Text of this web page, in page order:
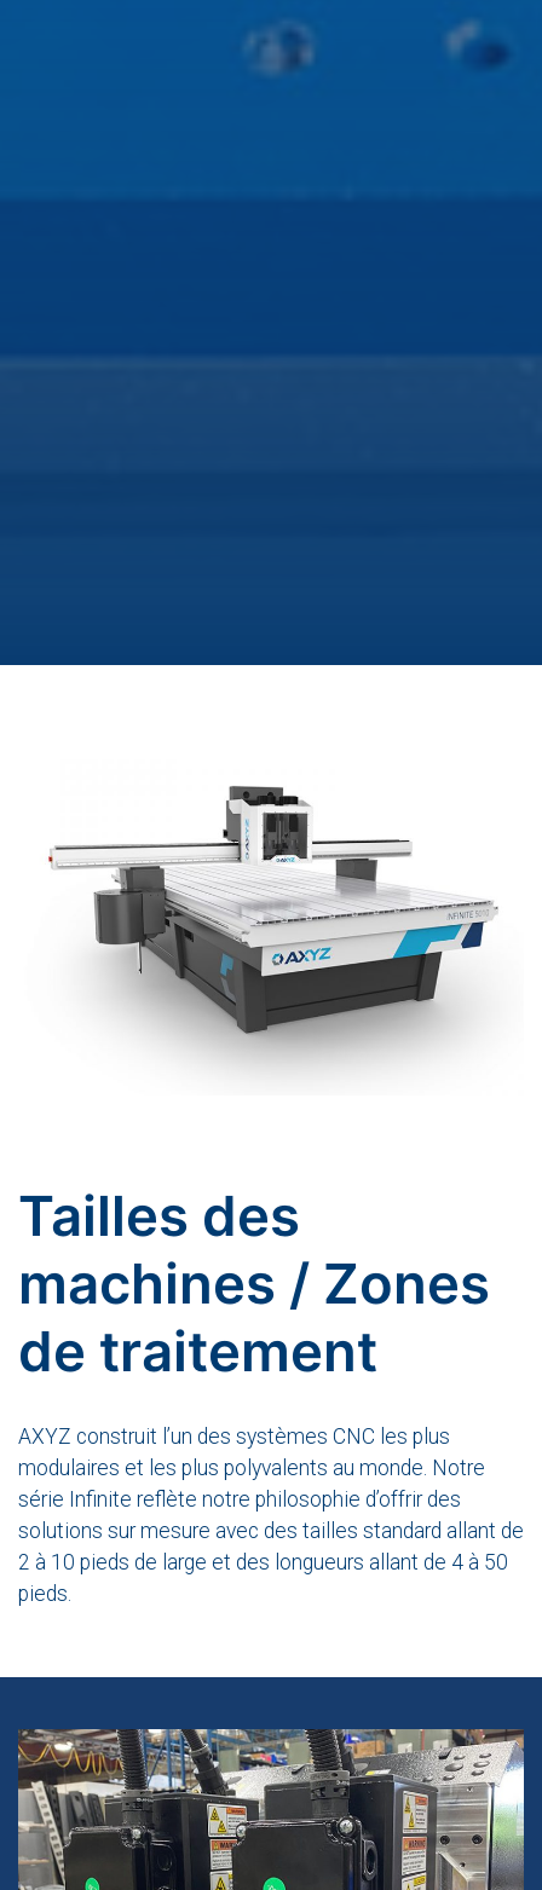
Tailles des
machines / Zones
de traitement
AXYZ construit l’un des systèmes CNC les plus
modulaires et les plus polyvalents au monde. Notre
série Infinite reflète notre philosophie d’offrir des
solutions sur mesure avec des tailles standard allant de
2 à 10 pieds de large et des longueurs allant de 4 à 50
pieds.